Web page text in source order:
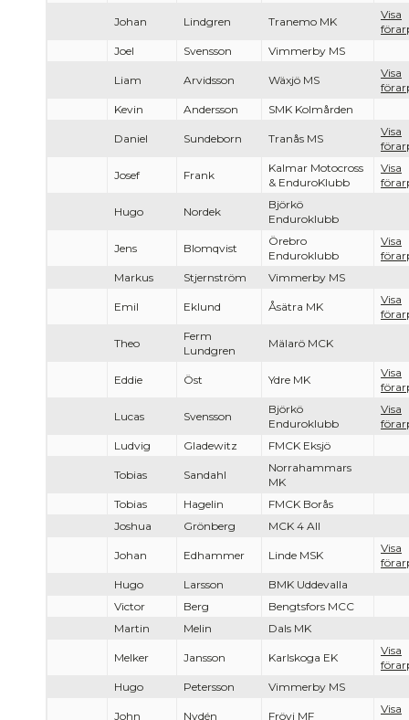
Johan Lindgren Tranemo MK
Visa
Joel
Svensson Vimmerby MS
Liam Arvidsson Wäxjö MS
Visa
Kevin
Andersson SMK Kolmården
Daniel Sundeborn Tranås MS
Visa
Josef Frank
Kalmar Motocross
& EnduroKlubb
Visa
Hugo Nordek
Björkö
Enduroklubb
Jens Blomqvist
Örebro
Enduroklubb
Visa
Markus
Stjernström Vimmerby MS
Emil Eklund Åsätra MK
Visa
Theo
Ferm
Lundgren
Mälarö MCK
Eddie Öst Ydre MK
Visa
Lucas Svensson
Björkö
Enduroklubb
Visa
Ludvig
Gladewitz FMCK Eksjö
Tobias Sandahl
Norrahammars
MK
Tobias
Hagelin
FMCK Borås
Joshua
Grönberg MCK 4 All
Johan Edhammer Linde MSK
Visa
Hugo
Larsson
BMK Uddevalla
Victor
Berg
Bengtsfors MCC
Martin
Melin Dals MK
Melker Jansson Karlskoga EK
Visa
Hugo
Petersson Vimmerby MS
John Nydén Frövi MF
Visa